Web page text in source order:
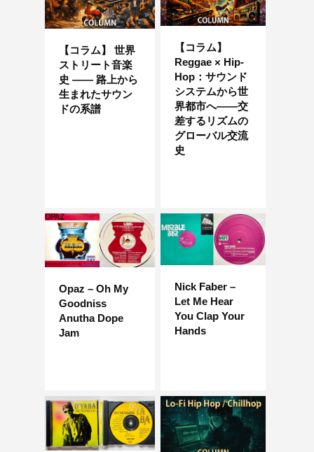
【コラム】 世界
ストリート音楽
史 —— 路上から
生まれたサウン
ドの系譜
【コラム】
Reggae × Hip-
Hop：サウンド
システムから世
界都市へ——交
差するリズムの
グローバル交流
史
Opaz – Oh My
Goodniss
Anutha Dope
Jam
Nick Faber –
Let Me Hear
You Clap Your
Hands